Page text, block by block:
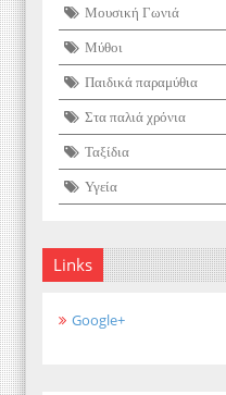
Μουσική Γωνιά
Μύθοι
Παιδικά παραμύθια
Στα παλιά χρόνια
Ταξίδια
Υγεία
Links
Google+